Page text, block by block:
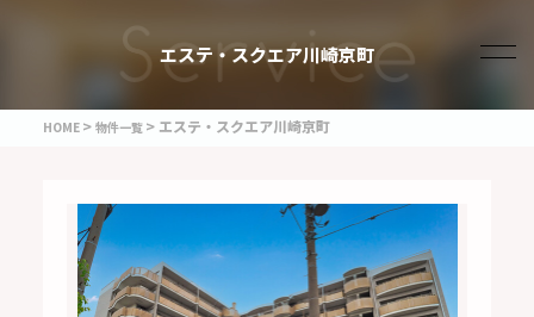
エステ・スクエア川崎京町
HOME 物件一覧 エステ・スクエア川崎京町